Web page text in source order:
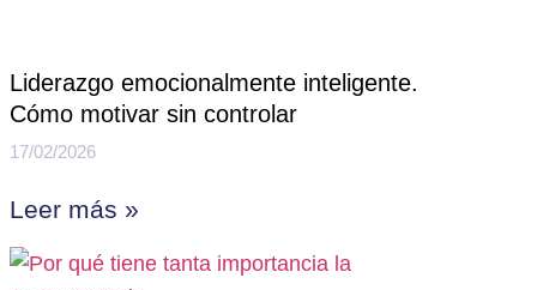
Liderazgo emocionalmente inteligente.
Cómo motivar sin controlar
17/02/2026
Leer más »